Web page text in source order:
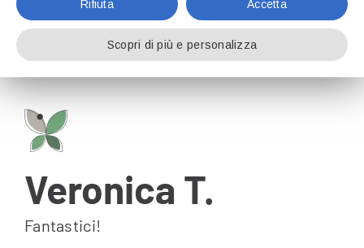
Toggle
Navigation
HOME
GARDEN
EVENT DESIGN
Veronica T.
Fantastici!
Rifiuta Accetta
Scopri di più e personalizza